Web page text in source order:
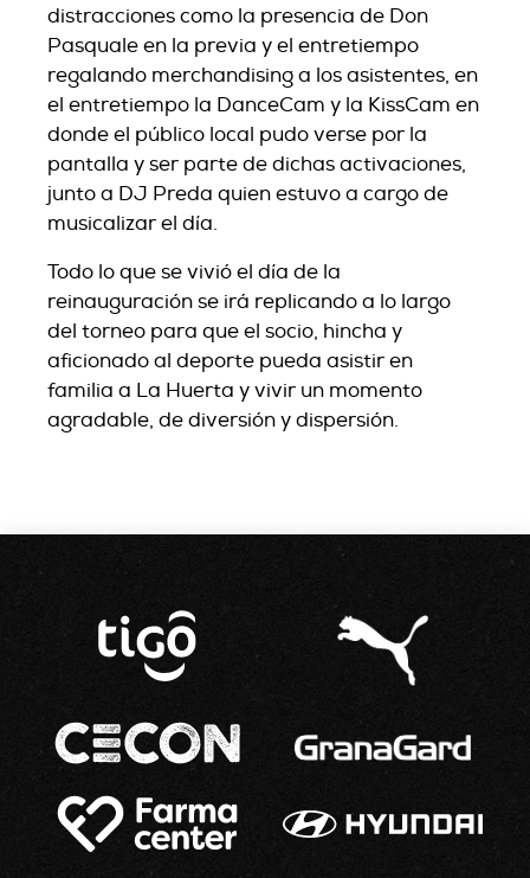
distracciones como la presencia de Don
Pasquale en la previa y el entretiempo
regalando merchandising a los asistentes, en
el entretiempo la DanceCam y la KissCam en
donde el público local pudo verse por la
pantalla y ser parte de dichas activaciones,
junto a DJ Preda quien estuvo a cargo de
musicalizar el día.
Todo lo que se vivió el día de la
reinauguración se irá replicando a lo largo
del torneo para que el socio, hincha y
aficionado al deporte pueda asistir en
familia a La Huerta y vivir un momento
agradable, de diversión y dispersión.